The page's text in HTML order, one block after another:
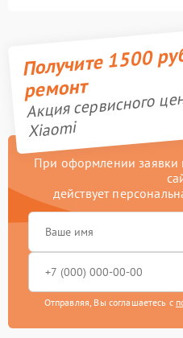
Получите 1500
ремонт
Акция сервисного
Xiaomi
При оформлении заявки
действует
Отправляя, Вы соглашаетесь с